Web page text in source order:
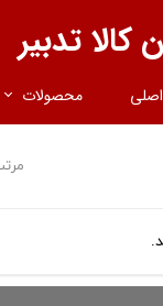
محصولات
کالا تدبیر